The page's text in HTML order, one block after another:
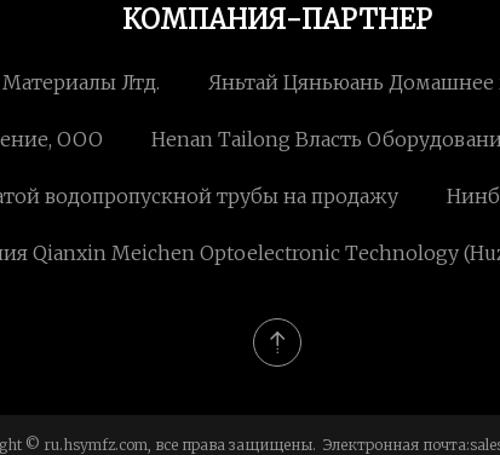
КОМПАНИЯ-ПАРТНЕР
Лтд. Яньтай Цяньюань
ООО Henan Tailong Власть
​​водопропускной трубы на продажу
Qianxin Meichen Optoelectronic Technology
© ru.hsymfz.com, все права защищены. Электронная почта: